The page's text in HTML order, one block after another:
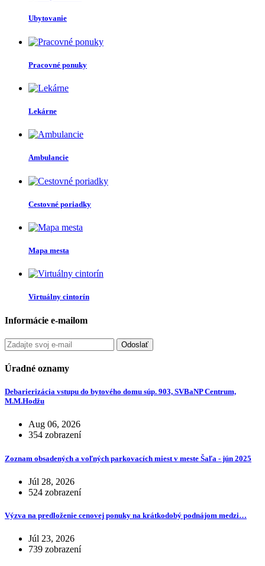
Ubytovanie
Pracovné ponuky
Lekárne
Ambulancie
Cestovné poriadky
Mapa mesta
Virtuálny cintorín
Informácie e-mailom
Odoslať
Úradné oznamy
Debarierizácia vstupu do bytového domu súp. 903, SVBaNP Centrum,
M.M.Hodžu
Aug 06, 2026
354 zobrazení
Zoznam obsadených a voľných parkovacích miest v meste Šaľa - jún 2025
Júl 28, 2026
524 zobrazení
Výzva na predloženie cenovej ponuky na krátkodobý podnájom medzi…
Júl 23, 2026
739 zobrazení